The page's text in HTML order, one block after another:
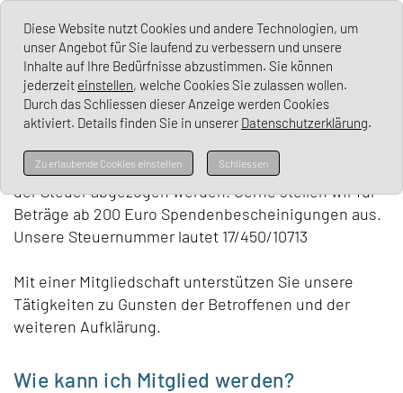
Mitgliedschaft
Mitgliederbeiträge und auch Spenden können von
der Steuer abgezogen werden. Gerne stellen wir für
Beträge ab 200 Euro Spendenbescheinigungen aus.
Unsere Steuernummer lautet 17/450/10713
Mit einer Mitgliedschaft unterstützen Sie unsere
Tätigkeiten zu Gunsten der Betroffenen und der
weiteren Aufklärung.
Wie kann ich Mitglied werden?
Diese Website nutzt Cookies und andere Technologien, um
unser Angebot für Sie laufend zu verbessern und unsere
Inhalte auf Ihre Bedürfnisse abzustimmen. Sie können
jederzeit einstellen, welche Cookies Sie zulassen wollen.
Durch das Schliessen dieser Anzeige werden Cookies
aktiviert. Details finden Sie in unserer Datenschutzerklärung.
Zu erlaubende Cookies einstellen Schliessen